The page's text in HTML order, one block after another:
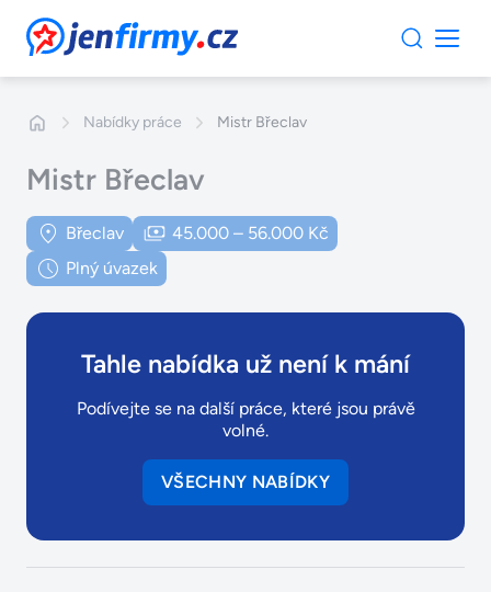
JenFirmy.cz
Nabídky práce Mistr Břeclav
Mistr Břeclav
Břeclav
45.000 – 56.000 Kč
Plný úvazek
Tahle nabídka už není k mání
Podívejte se na další práce, které jsou právě
volné.
VŠECHNY NABÍDKY